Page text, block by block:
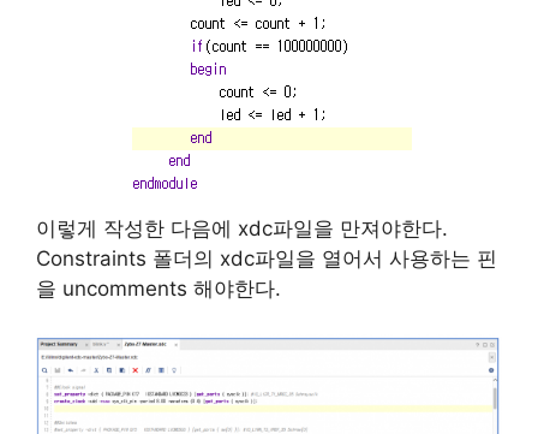
이렇게 작성한 다음에 xdc파일을 만져야한다.
Constraints 폴더의 xdc파일을 열어서 사용하는 핀
을 uncomments 해야한다.